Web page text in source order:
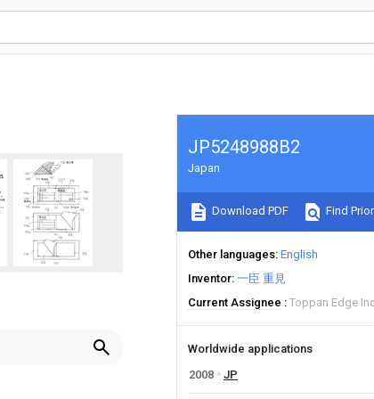
JP5248988B2
Japan
Download PDF Find
Other languages English
Inventor 一臣 重見
Current Assignee
Toppan Edge
Worldwide applications
2008
JP